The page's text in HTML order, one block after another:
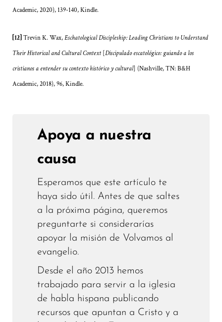
Academic, 2020), 139-140, Kindle.
[12] Trevin K. Wax,Eschatological Discipleship: Leading Christians to Understand
Their Historical and Cultural Context[Discipulado escatológico: guiando a los
cristianos a entender su contexto histórico y cultural] (Nashville, TN: B&H
Academic, 2018), 96, Kindle.
Apoya a nuestra
causa
Esperamos que este artículo te
haya sido útil. Antes de que saltes
a la próxima página, queremos
preguntarte si considerarías
apoyar la misión de Volvamos al
evangelio.
Desde el año 2013 hemos
trabajado para servir a la iglesia
de habla hispana publicando
recursos que apuntan a Cristo y a